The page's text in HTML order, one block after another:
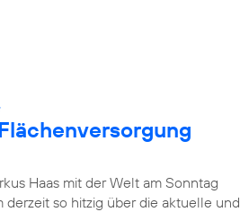
Haas mit der Welt am Sonntag
so hitzig über die aktuelle und